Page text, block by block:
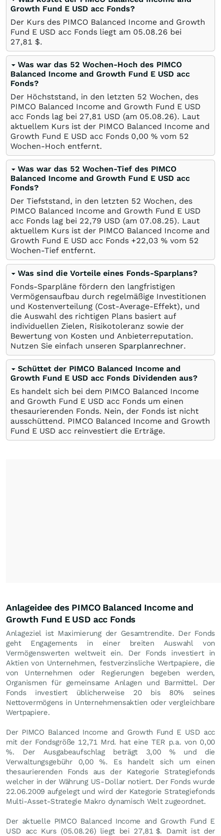
Growth Fund E USD acc Fonds?
Der Kurs des PIMCO Balanced Income and Growth
Fund E USD acc Fonds liegt am 05.08.26 bei
27,81 $.
Was war das 52 Wochen-Hoch des PIMCO
Balanced Income and Growth Fund E USD acc
Fonds?
Der Höchststand, in den letzten 52 Wochen, des
PIMCO Balanced Income and Growth Fund E USD
acc Fonds lag bei 27,81 USD (am 05.08.26). Laut
aktuellem Kurs ist der PIMCO Balanced Income and
Growth Fund E USD acc Fonds 0,00 % vom 52
Wochen-Hoch entfernt.
Was war das 52 Wochen-Tief des PIMCO
Balanced Income and Growth Fund E USD acc
Fonds?
Der Tiefststand, in den letzten 52 Wochen, des
PIMCO Balanced Income and Growth Fund E USD
acc Fonds lag bei 22,79 USD (am 07.08.25). Laut
aktuellem Kurs ist der PIMCO Balanced Income and
Growth Fund E USD acc Fonds +22,03 % vom 52
Wochen-Tief entfernt.
Was sind die Vorteile eines Fonds-Sparplans?
Fonds-Sparpläne fördern den langfristigen
Vermögensaufbau durch regelmäßige Investitionen
und Kostenverteilung (Cost-Average-Effekt), und
die Auswahl des richtigen Plans basiert auf
individuellen Zielen, Risikotoleranz sowie der
Bewertung von Kosten und Anbieterreputation.
Nutzen Sie einfach unseren Sparplanrechner.
Schüttet der PIMCO Balanced Income and
Growth Fund E USD acc Fonds Dividenden aus?
Es handelt sich bei dem PIMCO Balanced Income
and Growth Fund E USD acc Fonds um einen
thesaurierenden Fonds. Nein, der Fonds ist nicht
ausschüttend. PIMCO Balanced Income and Growth
Fund E USD acc reinvestiert die Erträge.
Anlageidee des PIMCO Balanced Income and
Growth Fund E USD acc Fonds
Anlageziel ist Maximierung der Gesamtrendite. Der Fonds
geht Engagements in einer breiten Auswahl von
Vermögenswerten weltweit ein. Der Fonds investiert in
Aktien von Unternehmen, festverzinsliche Wertpapiere, die
von Unternehmen oder Regierungen begeben werden,
Organismen für gemeinsame Anlagen und Barmittel. Der
Fonds investiert üblicherweise 20 bis 80% seines
Nettovermögens in Unternehmensaktien oder vergleichbare
Wertpapiere.
Der PIMCO Balanced Income and Growth Fund E USD acc
mit der Fondsgröße 12,71 Mrd. hat eine TER p.a. von 0,00
%. Der Ausgabeaufschlag beträgt 3,00 % und die
Verwaltungsgebühr 0,00 %. Es handelt sich um einen
thesaurierenden Fonds aus der Kategorie Strategiefonds
welcher in der Währung US-Dollar notiert. Der Fonds wurde
22.06.2009 aufgelegt und wird der Kategorie Strategiefonds
Multi-Asset-Strategie Makro dynamisch Welt zugeordnet.
Der aktuelle PIMCO Balanced Income and Growth Fund E
USD acc Kurs (05.08.26) liegt bei 27,81 $. Damit ist der